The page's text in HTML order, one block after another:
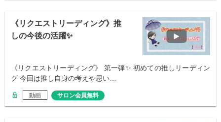
《リクエストリーディング》推
しの今後の活躍✨
《リクエストリーディング》 第一弾✨ 初めての推しリーディン
グ 今回は推し自身の考えや思い…
動画 サロン会員無料